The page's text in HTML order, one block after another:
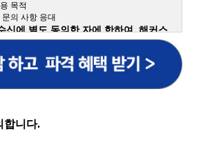
목적
의 사항 응대
신에 별도 동의한 자에 한하여 해커스
비롯한 해커스 교육그룹의 새로운 서
이벤트, 최신 정보 안내 등 신청자의 취
서비스를 제공하기 위함.
스잡, 해커스금융, 해커스임용, 해커스공무
소방, 해커스공인중개사, 해커스주택관리
합니다.